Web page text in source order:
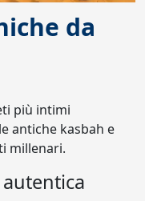
da
più intimi
antiche kasbah e
millenari.